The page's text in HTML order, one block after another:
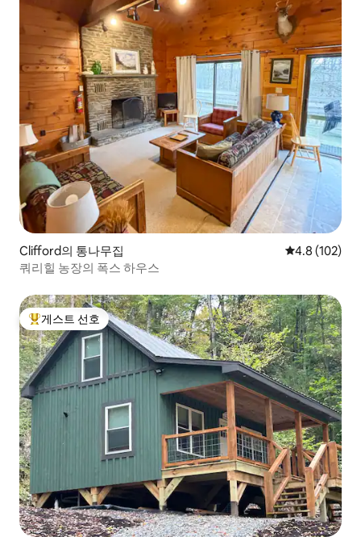
Clifford의 통나무집 평점 4.8점(5
4.8 (102)
쿼리힐 농장의 폭스 하우스
상위 게스트 선호
게스트 선호